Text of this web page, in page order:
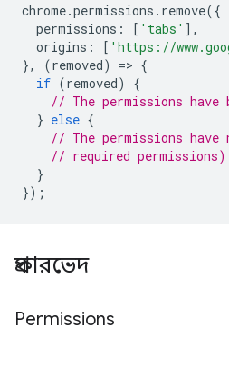
chrome.permissions . remove({
permissions : [ 'tabs' ],
origins : [ 'https://
},
(removed) => {
if (removed)
{
// The permissions have
} else {
// The permissions
// required
}
});
প্রকারভেদ
Permissions